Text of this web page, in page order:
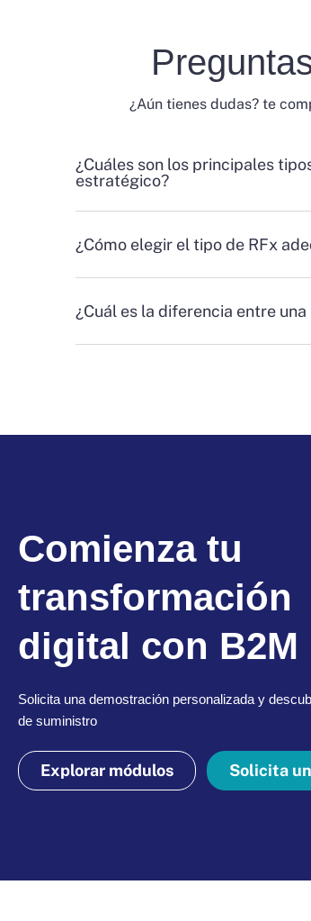
¿Aún tienes dudas? te
¿Cuáles son los principales
estratégico?
¿Cómo elegir el tipo de RFx
¿Cuál es la diferencia entre
Comienza tu
transformación
digital con B2M
Solicita una demostración personalizada y
de suministro
Explorar módulos Solicita